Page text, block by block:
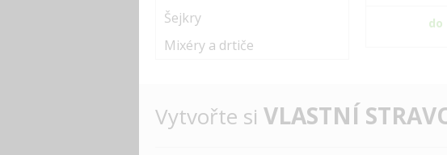
Šejkry
Mixéry a drtiče
do
Vytvořte si VLASTNÍ